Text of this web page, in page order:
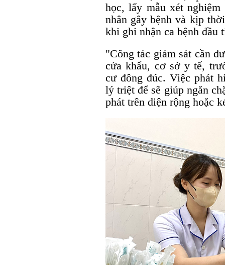
học, lấy mẫu xét
nhân gây bệnh và kịp
khi ghi nhận ca bệnh đầu
"Công tác giám sát cần
cửa khẩu, cơ sở y tế,
cư đông đúc. Việc phát
lý triệt để sẽ giúp ngăn
phát trên diện rộng hoặc